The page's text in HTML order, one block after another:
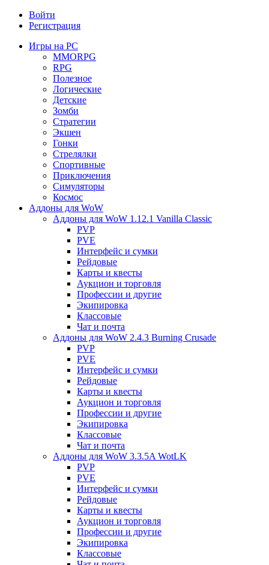
Войти
Регистрация
Игры на PC
MMORPG
RPG
Полезное
Логические
Детские
Зомби
Стратегии
Экшен
Гонки
Стрелялки
Спортивные
Приключения
Симуляторы
Космос
Аддоны для WoW
Аддоны для WoW 1.12.1 Vanilla Classic
PVP
PVE
Интерфейс и сумки
Рейдовые
Карты и квесты
Аукцион и торговля
Профессии и другие
Экипировка
Классовые
Чат и почта
Аддоны для WoW 2.4.3 Burning Crusade
PVP
PVE
Интерфейс и сумки
Рейдовые
Карты и квесты
Аукцион и торговля
Профессии и другие
Экипировка
Классовые
Чат и почта
Аддоны для WoW 3.3.5A WotLK
PVP
PVE
Интерфейс и сумки
Рейдовые
Карты и квесты
Аукцион и торговля
Профессии и другие
Экипировка
Классовые